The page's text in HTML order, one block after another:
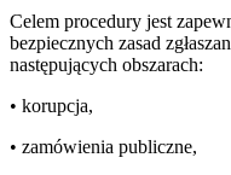
Celem procedury jest
bezpiecznych zasad
następujących obszarach:
• korupcja,
• zamówienia publiczne,